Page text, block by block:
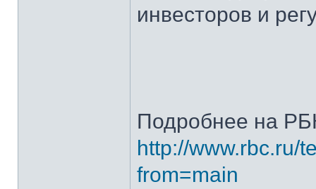
инвесторов и
Подробнее на
http://www.rbc.ru/
from=main